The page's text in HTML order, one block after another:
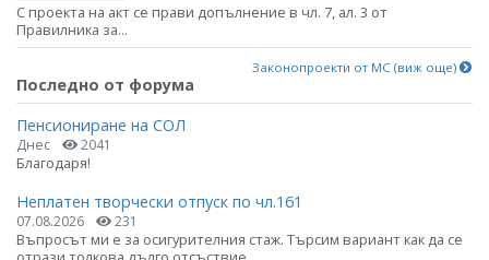
С проекта на акт се прави допълнение в чл. 7, ал. 3 от
Правилника за...
Законопроекти от МС (виж още)
Последно от форума
Пенсиониране на СОЛ
Днес 2041
Благодаря!
Неплатен творчески отпуск по чл.161
07.08.2026 231
Въпросът ми е за осигурителния стаж. Търсим вариант как да се